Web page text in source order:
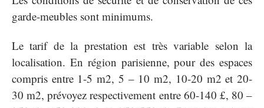
garde-meubles sont minimums.
Le tarif de la prestation est très variable selon la
localisation. En région parisienne, pour des espaces
compris entre 1-5 m2, 5 – 10 m2, 10-20 m2 et 20-
30 m2, prévoyez respectivement entre 60-140 £, 80 –